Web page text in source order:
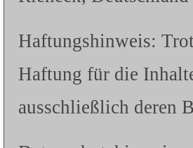
Haftungshinweis:
Haftung für die
ausschließlich deren